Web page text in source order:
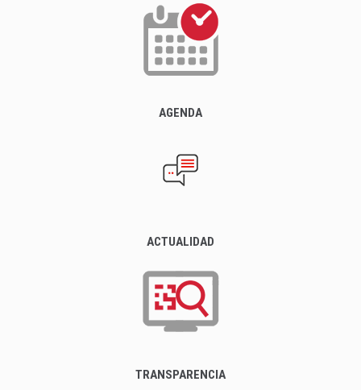
AGENDA
ACTUALIDAD
TRANSPARENCIA